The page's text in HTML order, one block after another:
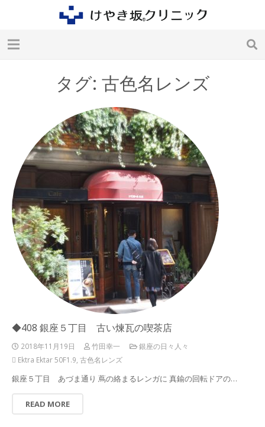
タグ: 古色名レンズ
◆408 銀座５丁目 古い煉瓦の喫茶店
2018年11月19日 竹田幸一
銀座の日々人々
Ektra Ektar 50F1.9 古色名レンズ
銀座５丁目 あづま通り 蔦の絡まるレンガに 真鍮の回転ドアの…
READ MORE